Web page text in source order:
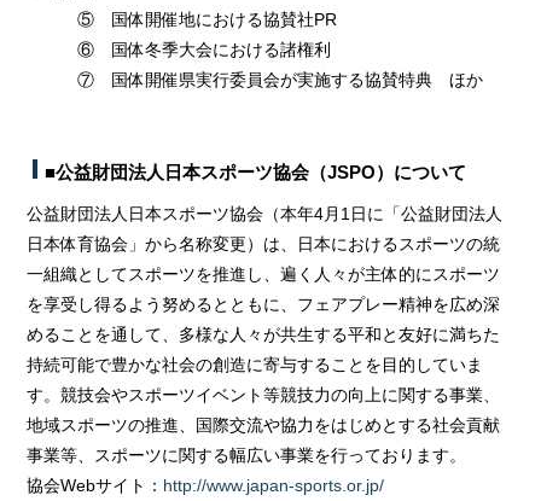
⑤ 国体開催地における協賛社PR
⑥ 国体冬季大会における諸権利
⑦ 国体開催県実行委員会が実施する協賛特典 ほか
■公益財団法人日本スポーツ協会（JSPO）について
公益財団法人日本スポーツ協会（本年4月1日に「公益財団法人
日本体育協会」から名称変更）は、日本におけるスポーツの統
一組織としてスポーツを推進し、遍く人々が主体的にスポーツ
を享受し得るよう努めるとともに、フェアプレー精神を広め深
めることを通して、多様な人々が共生する平和と友好に満ちた
持続可能で豊かな社会の創造に寄与することを目的していま
す。競技会やスポーツイベント等競技力の向上に関する事業、
地域スポーツの推進、国際交流や協力をはじめとする社会貢献
事業等、スポーツに関する幅広い事業を行っております。
協会Webサイト： http://www.japan-sports.or.jp/